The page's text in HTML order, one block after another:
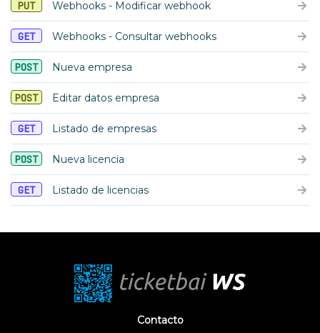
PUT Webhooks - Modificar webhook
GET Webhooks - Consultar webhooks
POST Nueva empresa
POST Editar datos empresa
GET Listado de empresas
POST Nueva licencia
GET Listado de licencias
Contacto